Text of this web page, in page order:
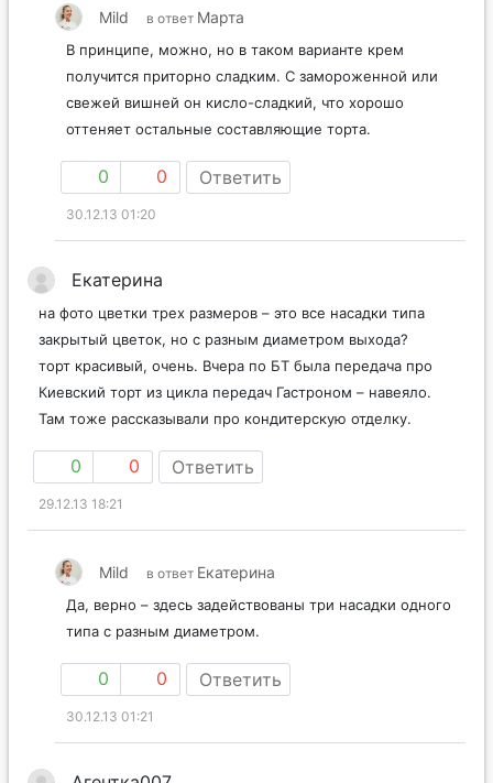
Mild в ответ Марта
В принципе, можно, но в таком варианте крем
получится приторно сладким. С замороженной или
свежей вишней он кисло-сладкий, что хорошо
оттеняет остальные составляющие торта.
0 0 Ответить
30.12.13 01:20
Екатерина
на фото цветки трех размеров – это все насадки типа
закрытый цветок, но с разным диаметром выхода?
торт красивый, очень. Вчера по БТ была передача про
Киевский торт из цикла передач Гастроном – навеяло.
Там тоже рассказывали про кондитерскую отделку.
0 0 Ответить
29.12.13 18:21
Mild в ответ Екатерина
Да, верно – здесь задействованы три насадки одного
типа с разным диаметром.
0 0 Ответить
30.12.13 01:21